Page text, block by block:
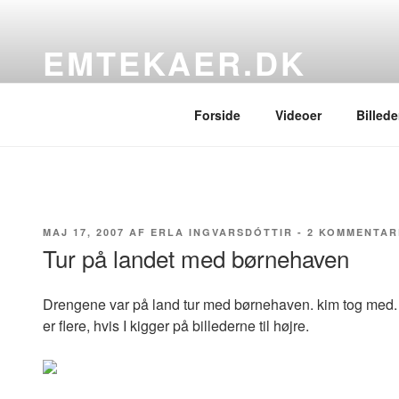
indholdEMTEKAER.DK
Forside Videoer
UDGIVET
MAJ 17, 2007 AF ERLA INGVARSDÓTTIR - 2
Tur på landet med børnehaven
Drengene var på land tur med børnehaven. kim tog
er flere, hvis I kigger på billederne til højre.